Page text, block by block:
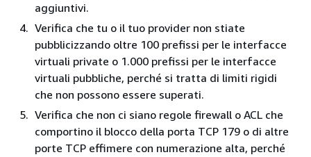
aggiuntivi.
Verifica che tu o il tuo provider non stiate
pubblicizzando oltre 100 prefissi per le interfacce
virtuali private o 1.000 prefissi per le interfacce
virtuali pubbliche, perché si tratta di limiti rigidi
che non possono essere superati.
Verifica che non ci siano regole firewall o ACL che
comportino il blocco della porta TCP 179 o di altre
porte TCP effimere con numerazione alta, perché